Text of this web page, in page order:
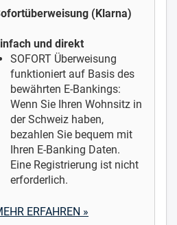
(Klarna)
und direkt
SOFORT Überweisung
funktioniert auf Basis des
bewährten E-Bankings:
Wenn Sie Ihren Wohnsitz in
der Schweiz haben,
bezahlen Sie bequem mit
Ihren E-Banking Daten.
Eine Registrierung ist nicht
erforderlich.
ERFAHREN »